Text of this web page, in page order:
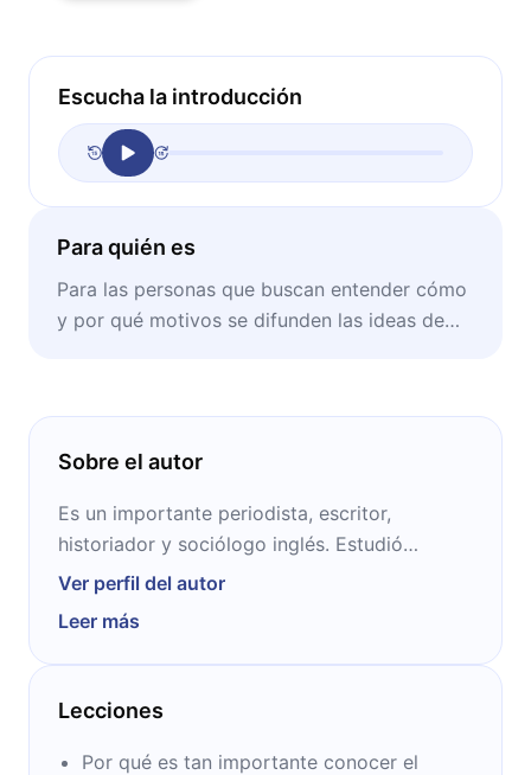
Escucha la introducción
Para quién es
Para las personas que buscan entender cómo
y por qué motivos se difunden las ideas de
Sobre el autor
Es un importante periodista, escritor,
historiador y sociólogo inglés. Estudió
Historia y se desempeñó como periodista en
Fue premiado por la Asociación Americana de
Sociología y nombrado Doctor Honoris
Causa por la Universidad de Waterloo y la
Ver perfil del autor
Leer más
Lecciones
Por qué es tan importante conocer el